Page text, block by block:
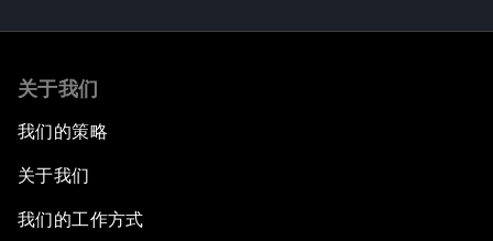
关于我们
我们的策略
关于我们
我们的工作方式